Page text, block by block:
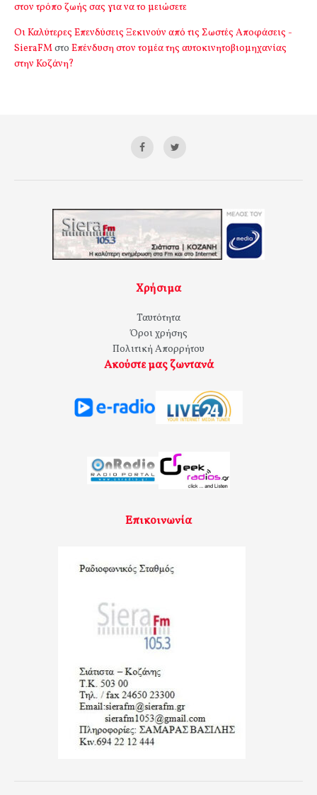
στον τρόπο ζωής σας για να το μειώσετε
Οι Καλύτερες Επενδύσεις Ξεκινούν από τις Σωστές Αποφάσεις -
SieraFMστο Επένδυση στον τομέα της αυτοκινητοβιομηχανίας
στην Κοζάνη?
Χρήσιμα
Ταυτότητα
Όροι χρήσης
Πολιτική Απορρήτου
Ακούστε μας ζωντανά
Επικοινωνία